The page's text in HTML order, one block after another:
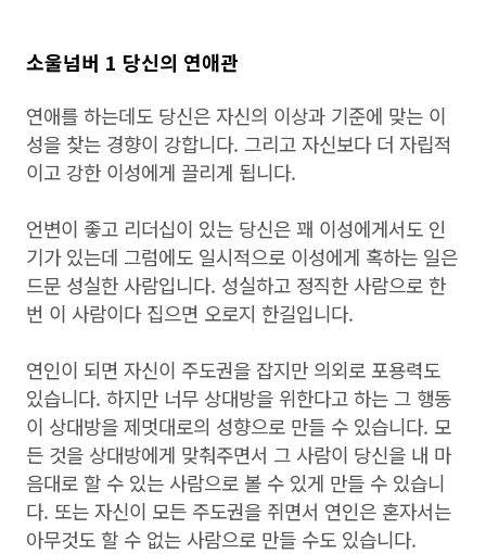
소울넘버 1 당신의 연애관
연애를 하는데도 당신은 자신의 이상과 기준에 맞는 이
성을 찾는 경향이 강합니다. 그리고 자신보다 더 자립적
이고 강한 이성에게 끌리게 됩니다.
언변이 좋고 리더십이 있는 당신은 꽤 이성에게서도 인
기가 있는데 그럼에도 일시적으로 이성에게 혹하는 일은
드문 성실한 사람입니다. 성실하고 정직한 사람으로 한
번 이 사람이다 집으면 오로지 한길입니다.
연인이 되면 자신이 주도권을 잡지만 의외로 포용력도
있습니다. 하지만 너무 상대방을 위한다고 하는 그 행동
이 상대방을 제멋대로의 성향으로 만들 수 있습니다. 모
든 것을 상대방에게 맞춰주면서 그 사람이 당신을 내 마
음대로 할 수 있는 사람으로 볼 수 있게 만들 수 있습니
다. 또는 자신이 모든 주도권을 쥐면서 연인은 혼자서는
아무것도 할 수 없는 사람으로 만들 수도 있습니다.